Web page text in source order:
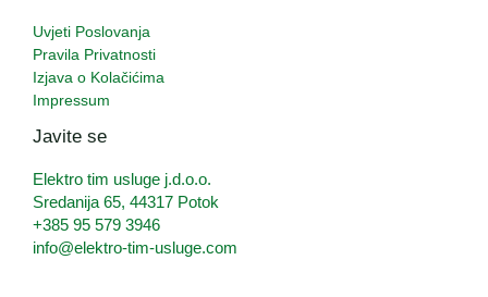
Uvjeti Poslovanja
Pravila Privatnosti
Izjava o Kolačićima
Impressum
Javite se
Elektro tim usluge j.d.o.o.
Sredanija 65, 44317 Potok
+385 95 579 3946
info@elektro-tim-usluge.com